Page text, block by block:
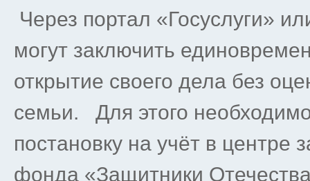
Через портал «Госуслуги»
могут заключить
открытие своего дела без
семьи. Для этого
постановку на учёт в центре
фонда «Защитники